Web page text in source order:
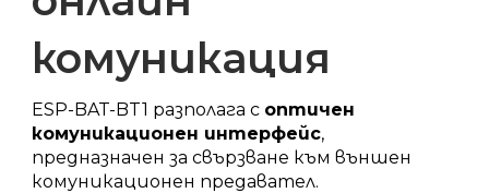
комуникация
ESP-BAT-BT1 разполага с оптичен
комуникационен интерфейс,
предназначен за свързване към външен
комуникационен предавател.